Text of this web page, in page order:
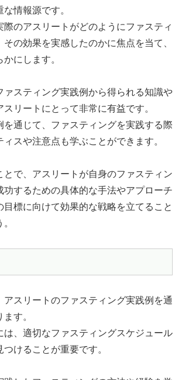
情報源です。
のアスリートがどのようにファスティ
その効果を実感したのかに焦点を当て、
にします。
スティング実践例から得られる知識や
スリートにとって非常に有益です。
通じて、ファスティングを実践する際
スや注意点も学ぶことができます。
で、アスリートが自身のファスティン
功するための具体的な手法やアプローチ
目標に向けて効果的な戦略を立てること
スリートのファスティング実践例を通
す。
、適切なファスティングスケジュール
けることが重要です。